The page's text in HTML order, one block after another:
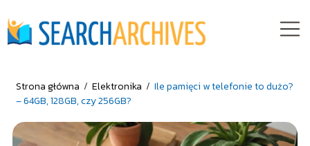
Strona główna / Elektronika / Ile pamięci w telefonie to dużo?
– 64GB, 128GB, czy 256GB?